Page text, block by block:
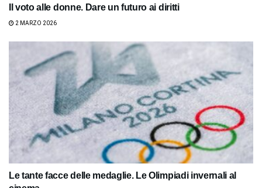
Il voto alle donne. Dare un futuro ai diritti
2 MARZO 2026
Le tante facce delle medaglie. Le Olimpiadi invernali al